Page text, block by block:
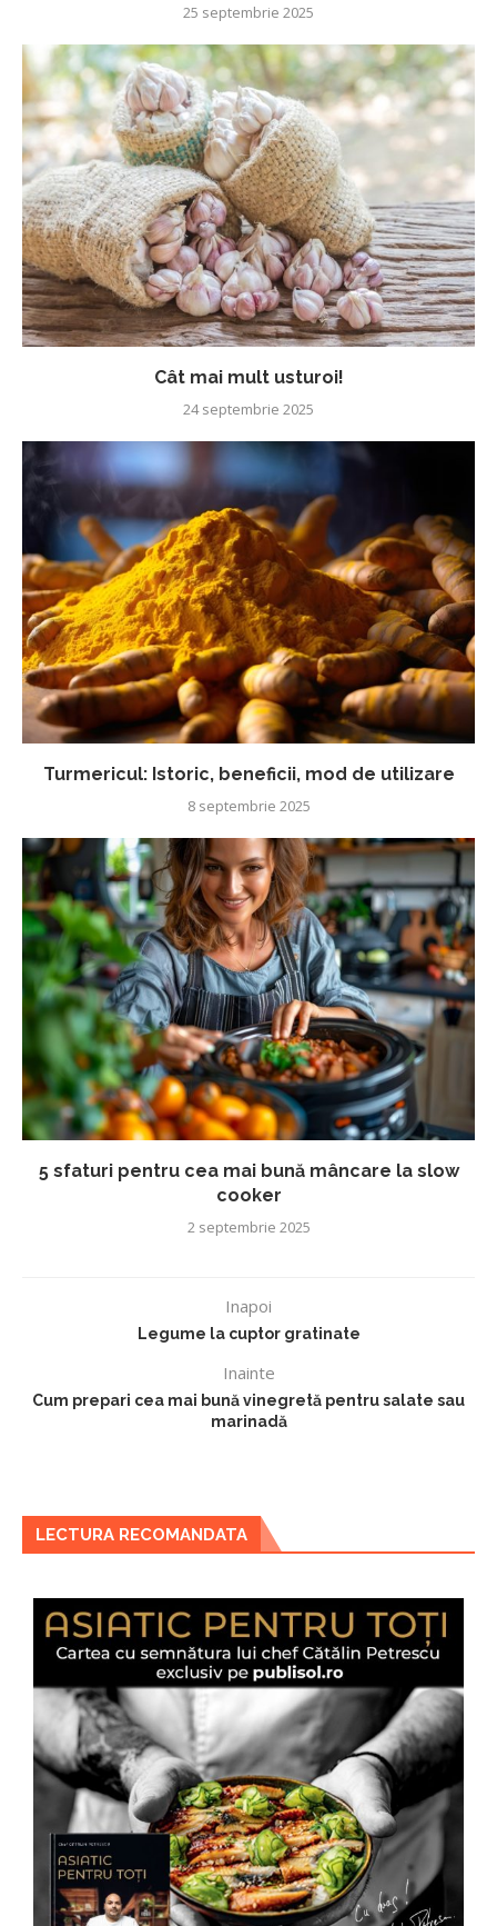
25 septembrie 2025
Cât mai mult usturoi!
24 septembrie 2025
Turmericul: Istoric, beneficii, mod de utilizare
8 septembrie 2025
5 sfaturi pentru cea mai bună mâncare la slow
cooker
2 septembrie 2025
Inapoi
Legume la cuptor gratinate
Inainte
Cum prepari cea mai bună vinegretă pentru salate sau
marinadă
LECTURA RECOMANDATA